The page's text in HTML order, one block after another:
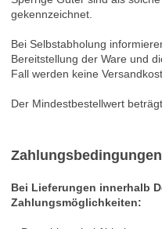
gekennzeichnet.
Bei Selbstabholung
Bereitstellung der Ware und
Fall werden keine
Der Mindestbestellwert
Zahlungsbedingungen
Bei Lieferungen innerhalb
Zahlungsmöglichkeiten: